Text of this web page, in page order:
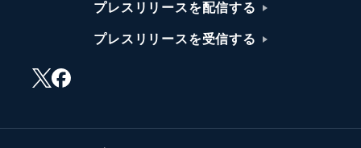
プレスリリースを配信する
プレスリリースを受信する